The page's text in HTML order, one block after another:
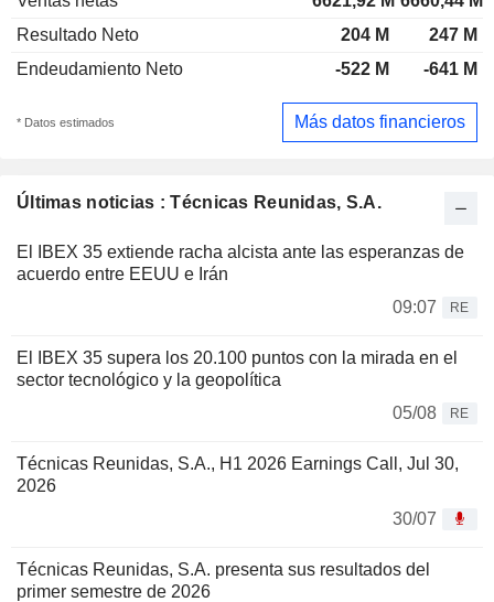
Últimas noticias : Técnicas Reunidas, S.A.
El IBEX 35 extiende racha alcista ante las esperanzas de
acuerdo entre EEUU e Irán
09:07
RE
El IBEX 35 supera los 20.100 puntos con la mirada en el
sector tecnológico y la geopolítica
05/08
RE
Técnicas Reunidas, S.A., H1 2026 Earnings Call, Jul 30,
2026
30/07
Técnicas Reunidas, S.A. presenta sus resultados del
primer semestre de 2026
Resultado Neto
204 M
247 M
Endeudamiento Neto
-522 M -641 M
* Datos estimados Más datos financieros